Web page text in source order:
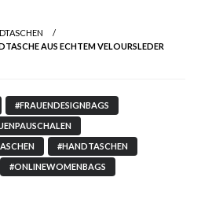
AUS ECHTEM VELOURSLEDER
#FRAUENDESIGNBAGS
#HANDTASCHEN
#ONLINEWOMENBAGS